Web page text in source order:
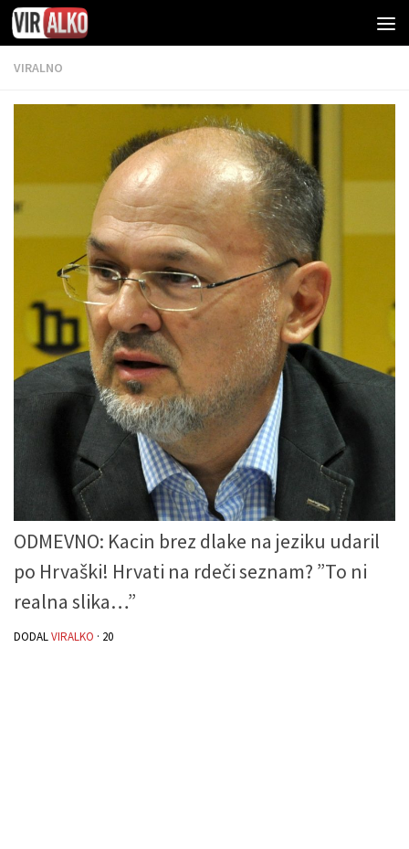
VIRALNO
ODMEVNO: Kacin brez dlake na jeziku udaril
po Hrvaški! Hrvati na rdeči seznam? ”To ni
realna slika…”
DODALVIRALKO · 20